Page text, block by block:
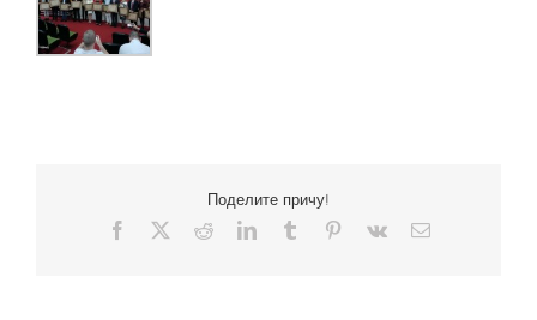
Поделите причу!
Facebook RedditLinkedInTumblr Pinterest
Vk Email